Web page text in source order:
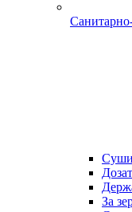
За